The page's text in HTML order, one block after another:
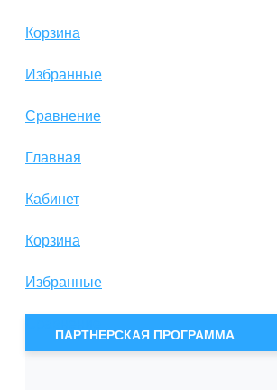
Корзина
Избранные
Сравнение
Главная
Кабинет
Корзина
Избранные
ПАРТНЕРСКАЯ ПРОГРАММА